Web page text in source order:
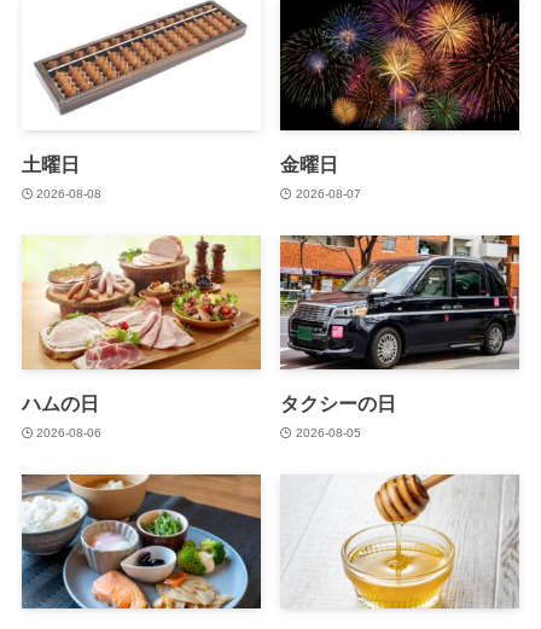
土曜日
2026-08-08
金曜日
2026-08-07
ハムの日
2026-08-06
タクシーの日
2026-08-05